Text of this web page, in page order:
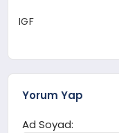
IGF
Yorum Yap
Ad Soyad: